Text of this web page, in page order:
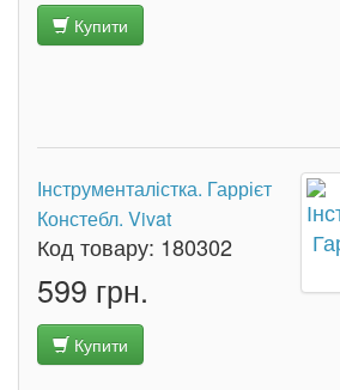
Купити
Інструменталістка. Гаррієт
Констебл. Vivat
Код товару: 180302
599 грн.
Купити